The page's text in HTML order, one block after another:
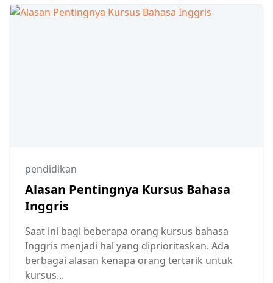
pendidikan
Alasan Pentingnya Kursus Bahasa
Inggris
Saat ini bagi beberapa orang kursus bahasa
Inggris menjadi hal yang diprioritaskan. Ada
berbagai alasan kenapa orang tertarik untuk
kursus...